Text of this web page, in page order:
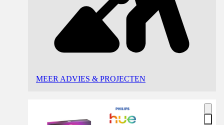
MEER ADVIES & PROJECTEN